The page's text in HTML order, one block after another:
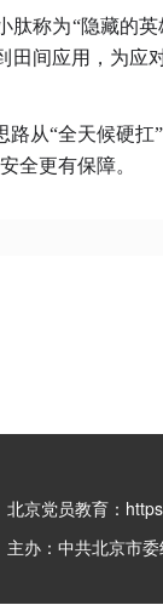
肽称为“隐藏的
田间应用，为应
路从“全天候硬扛
全更有保障。
北京党员教育：
主办：中共北京市